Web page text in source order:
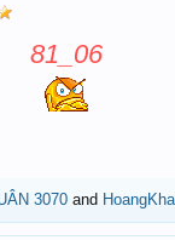
81_06
3070 and